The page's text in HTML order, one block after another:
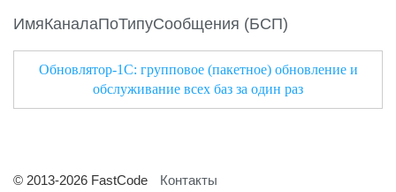
ИмяКаналаПоТипуСообщения (БСП)
Обновлятор-1С: групповое (пакетное) обновление и
обслуживание всех баз за один раз
© 2013-2026 FastCode
Контакты